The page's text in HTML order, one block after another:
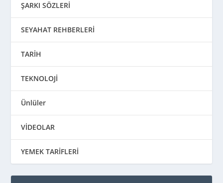
ŞARKI SÖZLERİ
SEYAHAT REHBERLERİ
TARİH
TEKNOLOJİ
Ünlüler
VİDEOLAR
YEMEK TARİFLERİ